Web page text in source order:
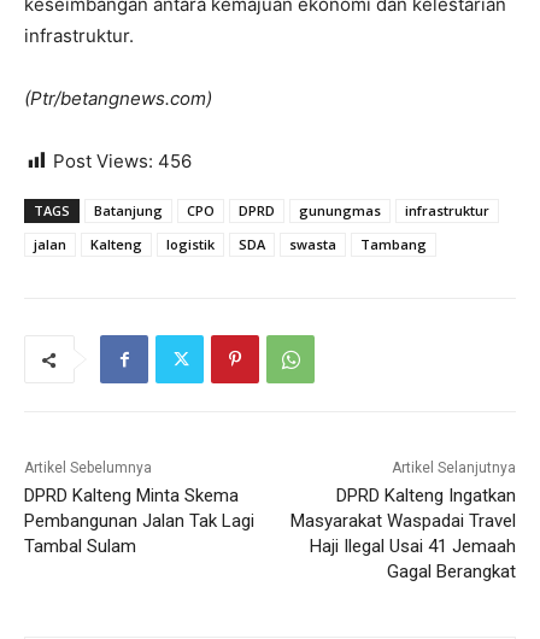
infrastruktur.
(Ptr/betangnews.com)
Post Views: 456
TAGS Batanjung CPO DPRD gunungmas
infrastruktur
jalan
Kalteng logistik SDA swasta Tambang
Artikel Sebelumnya
DPRD Kalteng Minta Skema
Pembangunan Jalan Tak Lagi
Tambal Sulam
Artikel Selanjutnya
DPRD Kalteng Ingatkan
Masyarakat Waspadai Travel
Haji Ilegal Usai 41 Jemaah
Gagal Berangkat